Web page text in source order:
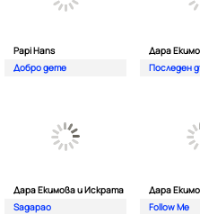
Papi Hans
Добро дете
Дара
Последен
Дара Екимова и Искрата
Sagapao
Дара
Follow Me